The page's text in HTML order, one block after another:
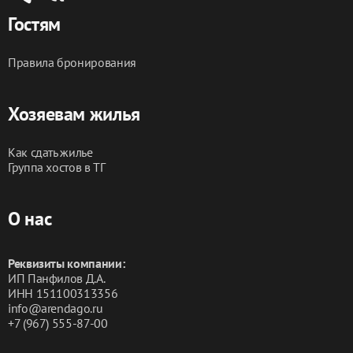
Гостям
Правила бронирования
Хозяевам жилья
Как сдать жилье
Группа хостов в ТГ
О нас
Реквизиты компании:
ИП Панфилов Д.А.
ИНН 151100313356
info@arendago.ru
+7 (967) 555-87-00